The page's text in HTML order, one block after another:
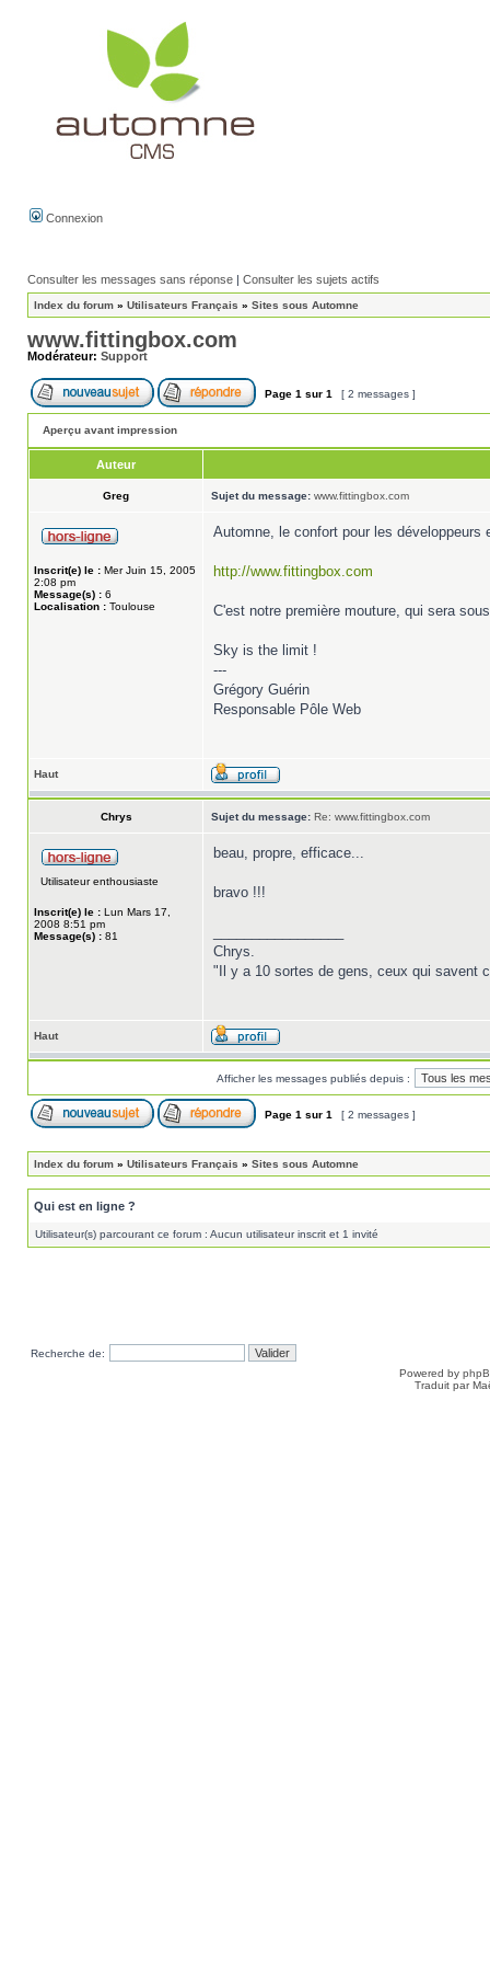
Connexion
Consulter les messages sans réponse | Consulter les sujets actifs
Index du forum » Utilisateurs Français » Sites sous Automne
www.fittingbox.com
Modérateur: Support
Page 1 sur 1 [ 2 messages ]
Aperçu avant impression
Auteur
Greg Sujet du message: www.fittingbox.com
Inscrit(e) le : Mer Juin 15, 2005
2:08 pm
Message(s) : 6
Localisation : Toulouse
Automne, le confort pour les développeurs
http://www.fittingbox.com
C'est notre première mouture, qui sera
Sky is the limit !
---
Grégory Guérin
Responsable Pôle Web
Haut
Chrys Sujet du message: Re: www.fittingbox.com
Utilisateur enthousiaste
Inscrit(e) le : Lun Mars 17,
2008 8:51 pm
Message(s) : 81
beau, propre, efficace...
bravo !!!
Chrys.
"Il y a 10 sortes de gens, ceux qui savent
Haut
Afficher les messages publiés depuis :
Page 1 sur 1 [ 2 messages ]
Index du forum » Utilisateurs Français » Sites sous Automne
Qui est en ligne ?
Utilisateur(s) parcourant ce forum : Aucun utilisateur inscrit et 1 invité
Recherche de:
Powered by
Traduit par